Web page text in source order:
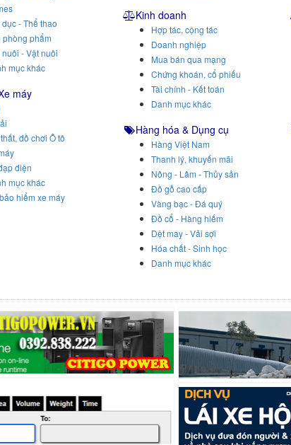
- Thể thao
phòng phẩm
nuôi - Vật nuôi
mục khác
máy
đồ chơi Ô tô
điện
mục khác
hiểm xe máy
Kinh doanh
Hợp tác, cộng tác
Doanh nghiệp
Mua bán qua mạng
Chứng khoán, cổ phiếu
Tài chính - Kết toán
Danh mục khác
Hàng hóa & Dụng cụ
Hàng Việt Nam
Thanh lý, khuyến mãi
Nông - Lâm - Thủy sản
Đồ gỗ cao cấp
Vàng bạc - Đá quý
Đồ cổ - Hàng hiếm
Dệt may - Vải sợi
Hóa chất - Sinh học
Danh mục khác